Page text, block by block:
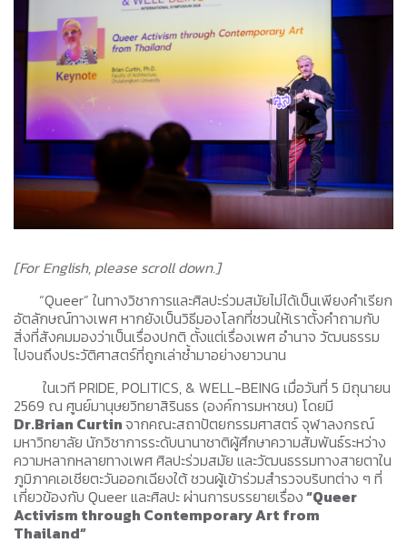
[For English, please scroll down.]
“Queer” ในทางวิชาการและศิลปะร่วมสมัยไม่ได้เป็นเพียงคำเรียก
อัตลักษณ์ทางเพศ หากยังเป็นวิธีมองโลกที่ชวนให้เราตั้งคำถามกับ
สิ่งที่สังคมมองว่าเป็นเรื่องปกติ ตั้งแต่เรื่องเพศ อำนาจ วัฒนธรรม
ไปจนถึงประวัติศาสตร์ที่ถูกเล่าซ้ำมาอย่างยาวนาน
ในเวที PRIDE, POLITICS, & WELL-BEING เมื่อวันที่ 5 มิถุนายน
2569 ณ ศูนย์มานุษยวิทยาสิรินธร (องค์การมหาชน) โดยมี
Dr.Brian Curtinจากคณะสถาปัตยกรรมศาสตร์ จุฬาลงกรณ์
มหาวิทยาลัย นักวิชาการระดับนานาชาติผู้ศึกษาความสัมพันธ์ระหว่าง
ความหลากหลายทางเพศ ศิลปะร่วมสมัย และวัฒนธรรมทางสายตาใน
ภูมิภาคเอเชียตะวันออกเฉียงใต้ ชวนผู้เข้าร่วมสำรวจบริบทต่าง ๆ ที่
เกี่ยวข้องกับ Queer และศิลปะ ผ่านการบรรยายเรื่อง“Queer
Activism through Contemporary Art from
Thailand”